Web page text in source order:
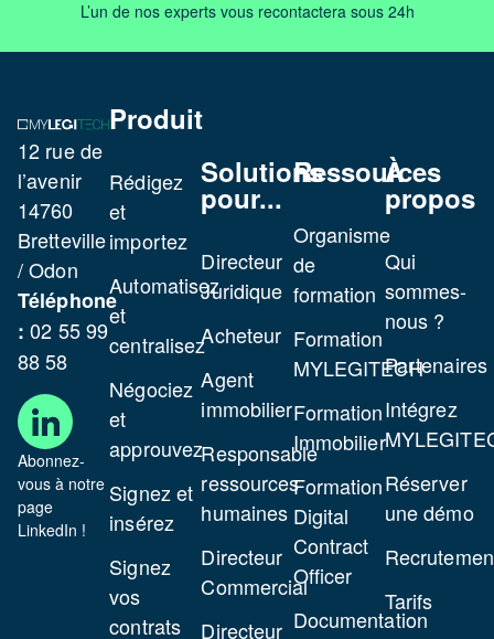
Modèle
de
pour
motif
Modèle
lettre
de
rupture
période
L’un de nos experts vous recontactera sous 24h
12 rue de
l’avenir
14760
Bretteville
/ Odon
Téléphone
: 02 55 99
88 58
Abonnez-
vous à notre
page
LinkedIn !
Produit
Rédigez
et
importez
Automatisez
et
centralisez
Négociez
et
approuvez
Signez et
insérez
Signez
vos
contrats
Solutions
pour...
Directeur
Juridique
Acheteur
Agent
immobilier
Responsable
ressources
humaines
Directeur
Commercial
Directeur
Ressources
Organisme
de
formation
Formation
MYLEGITECH
Formation
Immobilier
Formation
Digital
Contract
Officer
Documentation
À
propos
Qui
sommes-
nous ?
Partenaires
Intégrez
Réserver
une démo
Tarifs